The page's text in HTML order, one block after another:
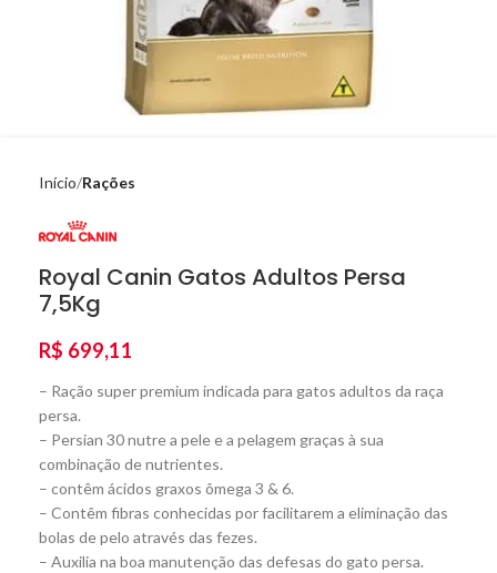
Início Rações
Royal Canin Gatos Adultos Persa
7,5Kg
R$ 699,11
– Ração super premium indicada para gatos adultos da raça
persa.
– Persian 30 nutre a pele e a pelagem graças à sua
combinação de nutrientes.
– contêm ácidos graxos ômega 3 & 6.
– Contêm fibras conhecidas por facilitarem a eliminação das
bolas de pelo através das fezes.
– Auxilia na boa manutenção das defesas do gato persa.